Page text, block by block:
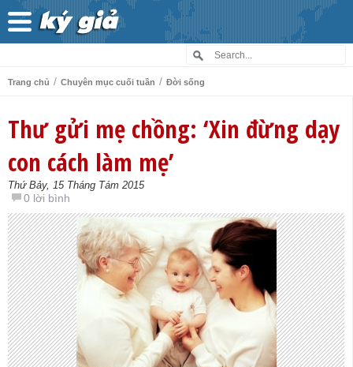
Trang chủ / Chuyên mục cuối tuần / Đời sống
Thư gửi mẹ chồng: ‘Xin đừng dạy
con cách làm mẹ’
Thứ Bảy, 15 Tháng Tám 2015
0 lời bình